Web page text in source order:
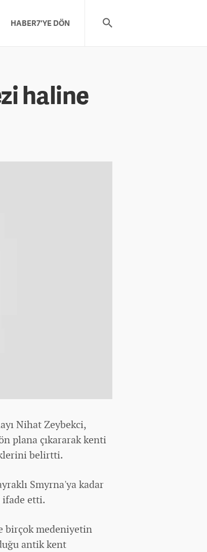
HABER7'YE DÖN
haline
Nihat Zeybekci,
plana çıkararak kenti
belirtti.
Smyrna'ya kadar
etti.
birçok medeniyetin
antik kent